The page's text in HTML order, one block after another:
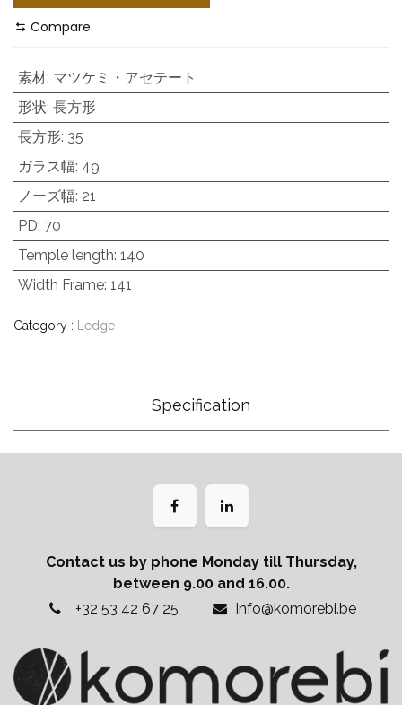
Compare
素材: マツケミ・アセテート
形状: 長方形
長方形: 35
ガラス幅: 49
ノーズ幅: 21
PD: 70
Temple length: 140
Width Frame: 141
Category : Ledge
Specification
Contact us by phone Monday till Thursday,
between 9.00 and 16.00.
+32 53 42 67 25
info@komorebi.be